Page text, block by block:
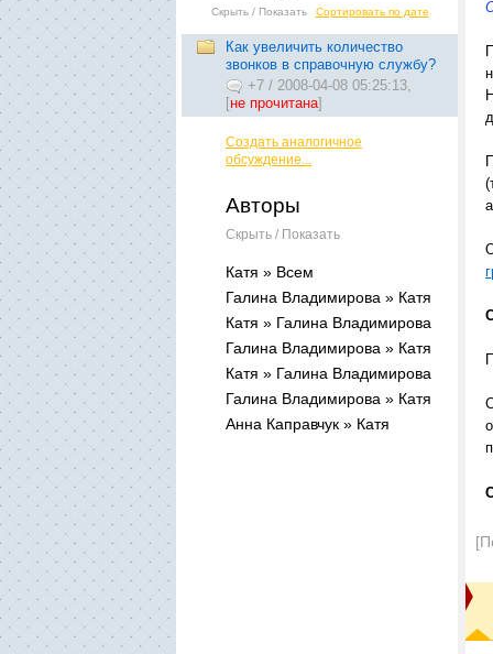
Скрыть / Показать Сортировать по дате
Как увеличить количество
звонков в справочную службу?
+7 / 2008-04-08 05:25:13,
[не прочитана]
Создать аналогичное
обсуждение...
Авторы
Скрыть / Показать
Катя » Всем
Галина Владимирова » Катя
Катя » Галина Владимирова
Галина Владимирова » Катя
Катя » Галина Владимирова
Галина Владимирова » Катя
Анна Каправчук » Катя